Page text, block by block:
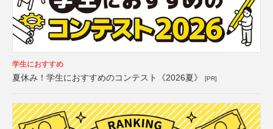
学生におすすめ
夏休み！学生におすすめのコンテスト《2026夏》 [PR]